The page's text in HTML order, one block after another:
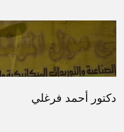
دكتور أحمد فرغلي